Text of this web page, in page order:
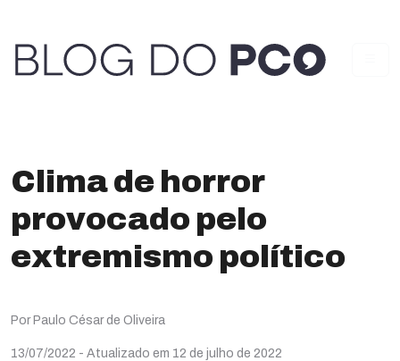
Clima de horror
provocado pelo
extremismo político
Por Paulo César de Oliveira
13/07/2022 - Atualizado em 12 de julho de 2022